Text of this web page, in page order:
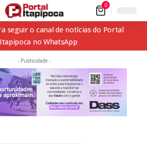
0
seguir o canal de notícias do Portal
Itapipoca no WhatsApp
- Publicidade -